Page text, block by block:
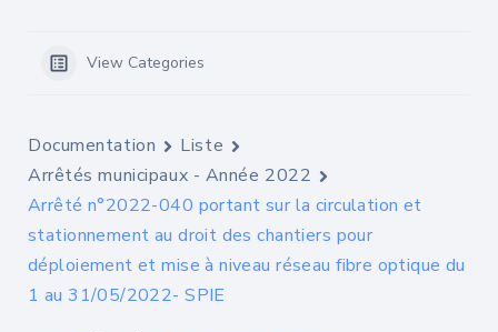
View Categories
Documentation
Liste
Arrêtés municipaux - Année 2022
Arrêté n°2022-040 portant sur la circulation et
stationnement au droit des chantiers pour
déploiement et mise à niveau réseau fibre optique du
1 au 31/05/2022- SPIE